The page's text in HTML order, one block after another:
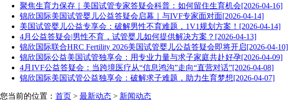
聚焦生育力保存｜美国试管专家答疑会科普：如何留住生育机会[2026-04-16]
锦欣国际美国试管婴儿公益答疑会启幕｜与IVF专家面对面[2026-04-14]
美国试管婴儿公益专享会：破解男性不育难题，1V1规划方案！[2026-04-14]
4月公益答疑会|男性不育，试管婴儿如何提供解决方案？[2026-04-13]
锦欣国际联合HRC Fertility 2026美国试管婴儿公益答疑会即将开启[2026-04-10]
锦欣国际公益美国试管独享会：用专业力量与求子家庭共赴好孕[2026-04-09]
4月IVF公益答疑会：当跨境医疗从“信息鸿沟”走向“直营对话”[2026-04-08]
锦欣国际美国试管公益独享会：破解求子难题，助力生育梦想[2026-04-07]
您当前的位置： 首页 > 最新动态 > 新闻动态